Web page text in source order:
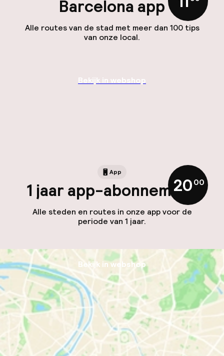
Barcelona app
Alle routes van de stad met meer dan 100 tips
van onze local.
Bekijk in webshop
App
1 jaar app-abonnement
Alle steden en routes in onze app voor de
periode van 1 jaar.
20,00
Bekijk in webshop